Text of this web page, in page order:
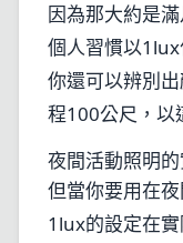
因為那大約是
個人習慣以
你還可以辨別
程100公尺，以
夜間活動照明
但當你要用在
1lux的設定在